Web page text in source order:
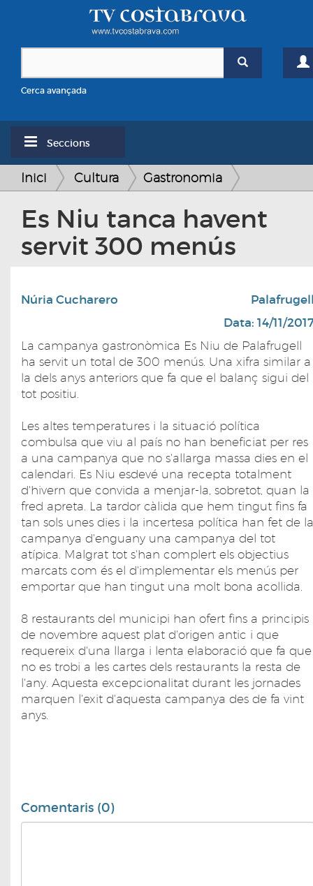
Cerca avançada
Seccions
Inici Cultura Gastronomia
Es Niu tanca havent
servit 300 menús
Núria Cucharero
Data: 14/11/
La campanya gastronòmica Es Niu de Palafrugell
ha servit un total de 300 menús. Una xifra similar a
la dels anys anteriors que fa que el balanç sigui del
tot positiu.
Les altes temperatures i la situació política
combulsa que viu al país no han beneficiat per res
a una campanya que no s'allarga massa dies en el
calendari. Es Niu esdevé una recepta totalment
d'hivern que convida a menjar-la, sobretot, quan la
fred apreta. La tardor càlida que hem tingut fins fa
tan sols unes dies i la incertesa política han fet de la
campanya d'enguany una campanya del tot
atípica. Malgrat tot s'han complert els objectius
marcats com és el d'implementar els menús per
emportar que han tingut una molt bona acollida.
8 restaurants del municipi han ofert fins a principis
de novembre aquest plat d'origen antic i que
requereix d'una llarga i lenta elaboració que fa que
no es trobi a les cartes dels restaurants la resta de
l'any. Aquesta excepcionalitat durant les jornades
marquen l'exit d'aquesta campanya des de fa vint
anys.
Comentaris (0)